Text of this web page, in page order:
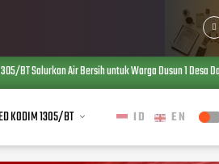
untuk Warga Dusun 1 Desa Dakitan, Wujud
KODIM 1305/BT